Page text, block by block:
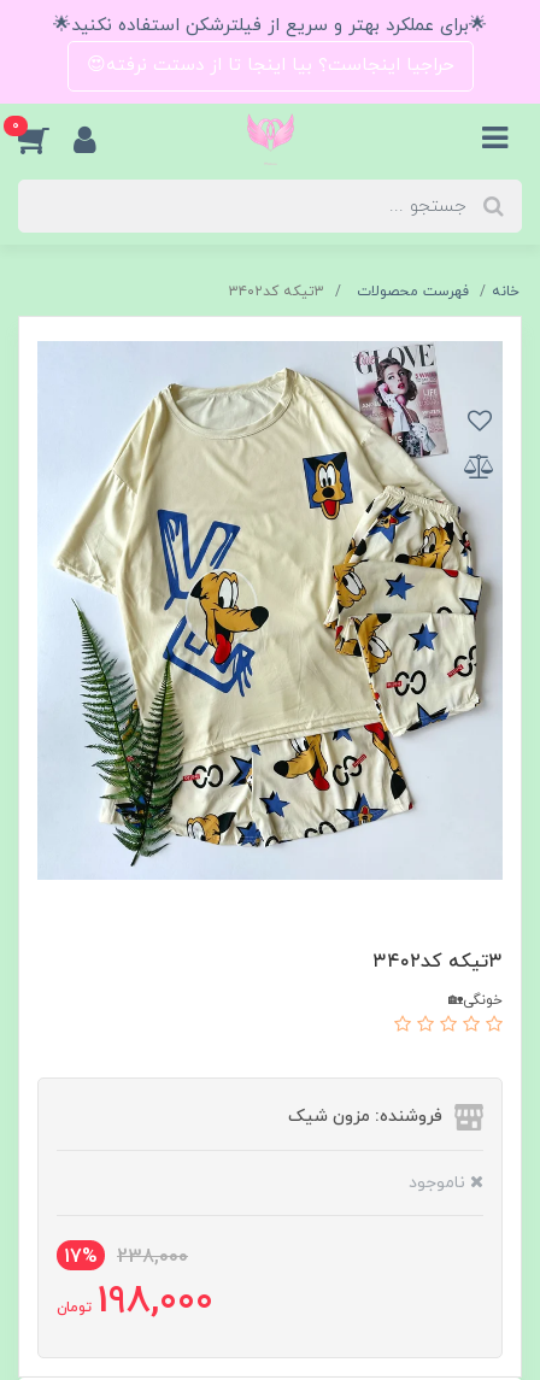
🌟برای عملکرد بهتر و سریع از فیلترشکن استفاده نکنید🌟
حراجیا اینجاست؟ بیا اینجا تا از دستت نرفته😍
0
خانه فهرست محصولات ۳تیکه کد۳۴۰۲
۳تیکه کد۳۴۰۲
خونگی🏡
فروشنده: مزون شیک
ناموجود
238,000
17%
198,000 تومان